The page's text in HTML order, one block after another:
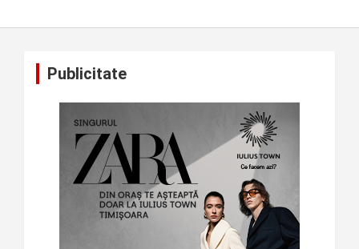
Publicitate